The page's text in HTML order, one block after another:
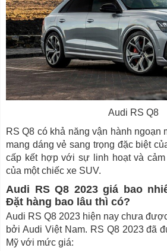
Audi RS Q8
RS Q8 có khả năng vận hành ngoạn
mang dáng vẻ sang trọng đặc biệt
cấp kết hợp với sự linh hoạt và
của một chiếc xe SUV.
Audi RS Q8 2023 giá bao
Đặt hàng bao lâu thì có?
Audi RS Q8 2023 hiện nay chưa
bởi Audi Việt Nam. RS Q8 2023 đã
Mỹ với mức giá: